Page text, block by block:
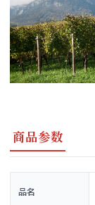
商品参数
品名